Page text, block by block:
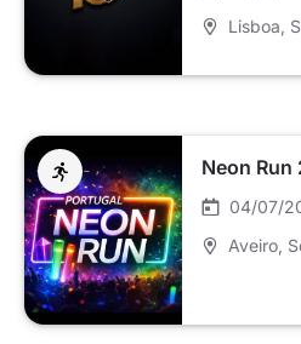
Lisboa ,
Neon Run
04/07/
Aveiro ,